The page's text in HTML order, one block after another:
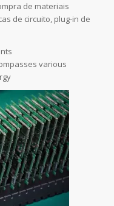
de materiais
de circuito, plug-in de
various